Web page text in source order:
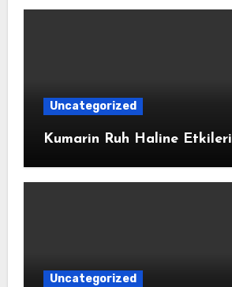
Uncategorized
Kumarin Ruh Haline Etkileri
Uncategorized